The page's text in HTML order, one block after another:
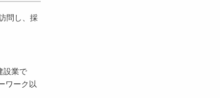
問し、採
設業で
ワーク以